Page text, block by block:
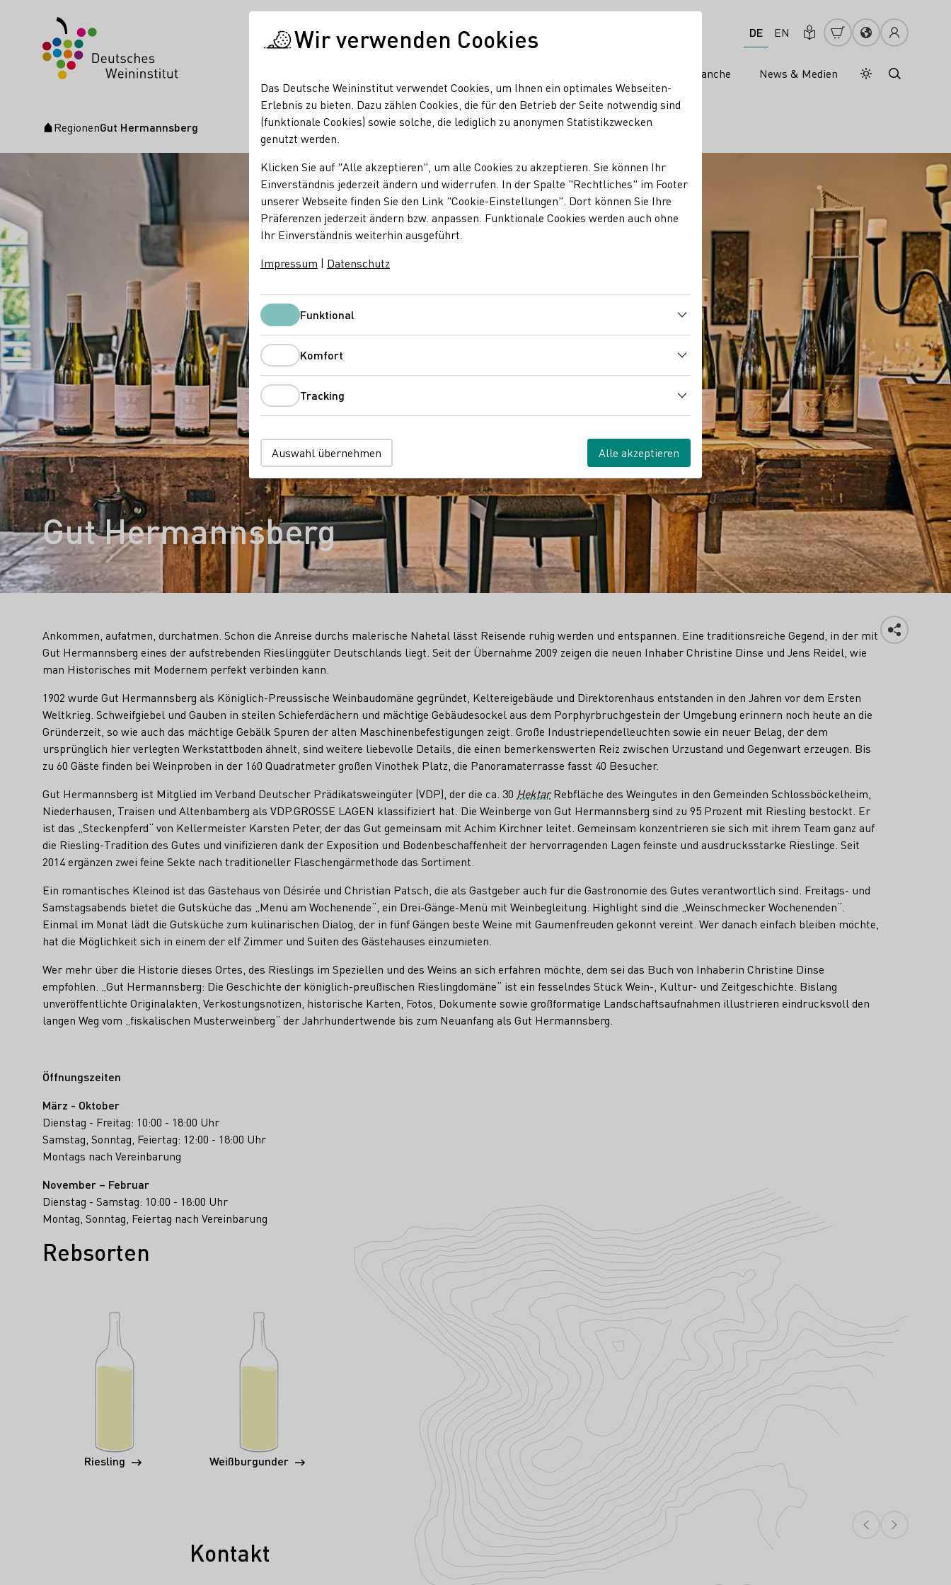
DE EN
Weinbranche News & Medien Tagesmodus
Nachtmodus
Startseite
RegionenGut Hermannsberg
Gut Hermannsberg
Ankommen, aufatmen, durchatmen. Schon die Anreise durchs malerische Nahetal lässt Reisende ruhig werden und entspannen. Eine traditionsreiche Gegend, in der mit
Gut Hermannsberg eines der aufstrebenden Rieslinggüter Deutschlands liegt. Seit der Übernahme 2009 zeigen die neuen Inhaber Christine Dinse und Jens Reidel, wie
man Historisches mit Modernem perfekt verbinden kann.
1902 wurde Gut Hermannsberg als Königlich-Preussische Weinbaudomäne gegründet, Keltereigebäude und Direktorenhaus entstanden in den Jahren vor dem Ersten
Weltkrieg. Schweifgiebel und Gauben in steilen Schieferdächern und mächtige Gebäudesockel aus dem Porphyrbruchgestein der Umgebung erinnern noch heute an die
Gründerzeit, so wie auch das mächtige Gebälk Spuren der alten Maschinenbefestigungen zeigt. Große Industriependelleuchten sowie ein neuer Belag, der dem
ursprünglich hier verlegten Werkstattboden ähnelt, sind weitere liebevolle Details, die einen bemerkenswerten Reiz zwischen Urzustand und Gegenwart erzeugen. Bis
zu 60 Gäste finden bei Weinproben in der 160 Quadratmeter großen Vinothek Platz, die Panoramaterrasse fasst 40 Besucher.
Gut Hermannsberg ist Mitglied im Verband Deutscher Prädikatsweingüter (VDP), der die ca. 30 HektarRebfläche des Weingutes in den Gemeinden Schlossböckelheim,
Niederhausen, Traisen und Altenbamberg als VDP.GROSSE LAGEN klassifiziert hat. Die Weinberge von Gut Hermannsberg sind zu 95 Prozent mit Riesling bestockt. Er
ist das „Steckenpferd“ von Kellermeister Karsten Peter, der das Gut gemeinsam mit Achim Kirchner leitet. Gemeinsam konzentrieren sie sich mit ihrem Team ganz auf
die Riesling-Tradition des Gutes und vinifizieren dank der Exposition und Bodenbeschaffenheit der hervorragenden Lagen feinste und ausdrucksstarke Rieslinge. Seit
2014 ergänzen zwei feine Sekte nach traditioneller Flaschengärmethode das Sortiment.
Ein romantisches Kleinod ist das Gästehaus von Désirée und Christian Patsch, die als Gastgeber auch für die Gastronomie des Gutes verantwortlich sind. Freitags- und
Samstagsabends bietet die Gutsküche das „Menü am Wochenende“, ein Drei-Gänge-Menü mit Weinbegleitung. Highlight sind die „Weinschmecker Wochenenden“.
Einmal im Monat lädt die Gutsküche zum kulinarischen Dialog, der in fünf Gängen beste Weine mit Gaumenfreuden gekonnt vereint. Wer danach einfach bleiben möchte,
hat die Möglichkeit sich in einem der elf Zimmer und Suiten des Gästehauses einzumieten.
Wer mehr über die Historie dieses Ortes, des Rieslings im Speziellen und des Weins an sich erfahren möchte, dem sei das Buch von Inhaberin Christine Dinse
empfohlen. „Gut Hermannsberg: Die Geschichte der königlich-preußischen Rieslingdomäne“ ist ein fesselndes Stück Wein-, Kultur- und Zeitgeschichte. Bislang
unveröffentlichte Originalakten, Verkostungsnotizen, historische Karten, Fotos, Dokumente sowie großformatige Landschaftsaufnahmen illustrieren eindrucksvoll den
langen Weg vom „fiskalischen Musterweinberg“ der Jahrhundertwende bis zum Neuanfang als Gut Hermannsberg.
Öffnungszeiten
März - Oktober
Dienstag - Freitag: 10:00 - 18:00 Uhr
Samstag, Sonntag, Feiertag: 12:00 - 18:00 Uhr
Montags nach Vereinbarung
November – Februar
Dienstag - Samstag: 10:00 - 18:00 Uhr
Montag, Sonntag, Feiertag nach Vereinbarung
Rebsorten
Riesling Weißburgunder
Kontakt
Wir verwenden Cookies
Das Deutsche Weininstitut verwendet Cookies, um Ihnen ein optimales Webseiten-
Erlebnis zu bieten. Dazu zählen Cookies, die für den Betrieb der Seite notwendig sind
(funktionale Cookies) sowie solche, die lediglich zu anonymen Statistikzwecken
genutzt werden.
Klicken Sie auf "Alle akzeptieren", um alle Cookies zu akzeptieren. Sie können Ihr
Einverständnis jederzeit ändern und widerrufen. In der Spalte "Rechtliches" im Footer
unserer Webseite finden Sie den Link "Cookie-Einstellungen". Dort können Sie Ihre
Präferenzen jederzeit ändern bzw. anpassen. Funktionale Cookies werden auch ohne
Ihr Einverständnis weiterhin ausgeführt.
Impressum | Datenschutz
FunktionalFunktional
Komfort
Tracking
Auswahl übernehmen Alle akzeptieren